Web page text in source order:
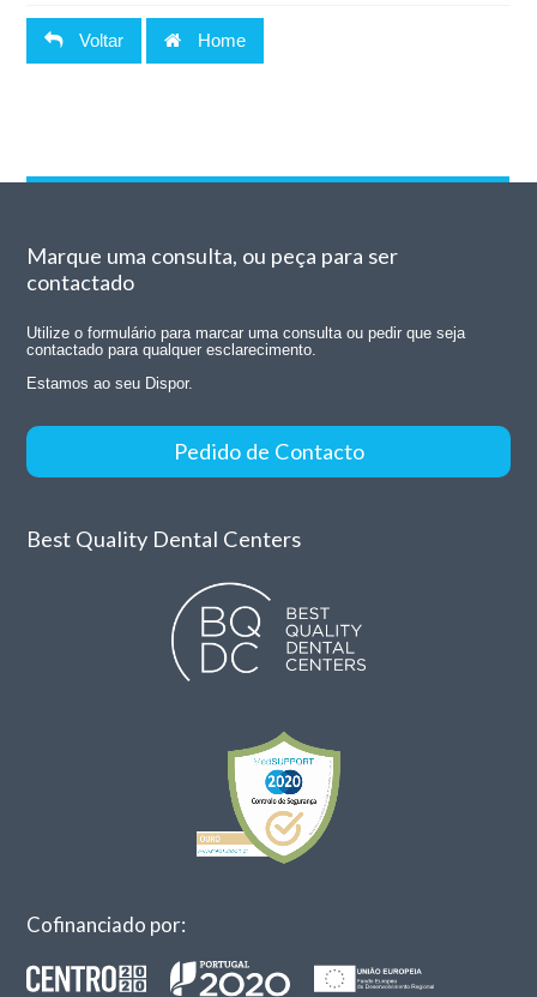
Voltar Home
Marque uma consulta, ou peça para ser
contactado
Utilize o formulário para marcar uma consulta ou pedir que seja
contactado para qualquer esclarecimento.
Estamos ao seu Dispor.
Pedido de Contacto
Best Quality Dental Centers
Cofinanciado por: